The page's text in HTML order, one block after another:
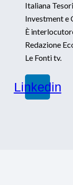
Italiana
Investment e
È
Redazione
Le Fonti tv.
Linkedin